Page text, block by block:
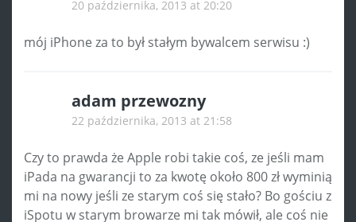
20 października, 2013 at 20:20
mój iPhone za to był stałym bywalcem serwisu :)
adam przewozny
22 października, 2013 at 21:58
Czy to prawda że Apple robi takie coś, ze jeśli mam
iPada na gwarancji to za kwotę około 800 zł wyminią
mi na nowy jeśli ze starym coś się stało? Bo gościu z
iSpotu w starym browarze mi tak mówił, ale coś nie